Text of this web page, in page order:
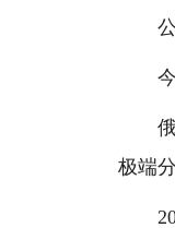
公告
今年
俄武
极端